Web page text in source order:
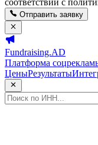
соответствии с
Отправить заявку
Fundraising.AD
Платформа
ЦеныРезультаты